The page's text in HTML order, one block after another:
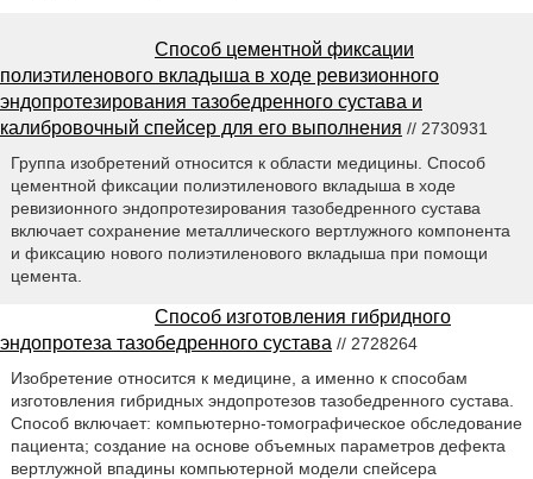
Способ цементной фиксации
полиэтиленового вкладыша в ходе ревизионного
эндопротезирования тазобедренного сустава и
калибровочный спейсер для его выполнения // 2730931
Группа изобретений относится к области медицины. Способ
цементной фиксации полиэтиленового вкладыша в ходе
ревизионного эндопротезирования тазобедренного сустава
включает сохранение металлического вертлужного компонента
и фиксацию нового полиэтиленового вкладыша при помощи
цемента.
Способ изготовления гибридного
эндопротеза тазобедренного сустава // 2728264
Изобретение относится к медицине, а именно к способам
изготовления гибридных эндопротезов тазобедренного сустава.
Способ включает: компьютерно-томографическое обследование
пациента; создание на основе объемных параметров дефекта
вертлужной впадины компьютерной модели спейсера